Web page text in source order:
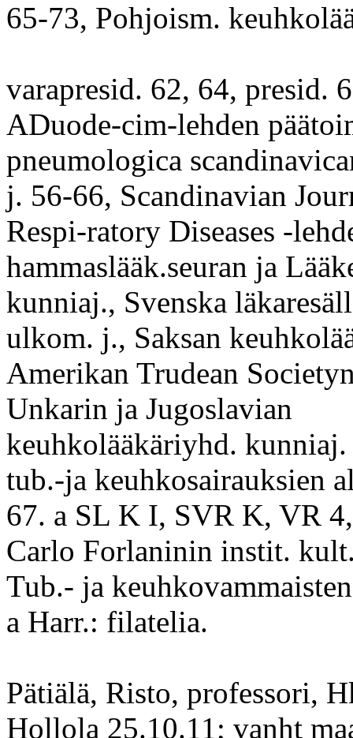
65-73, Pohjoism.
varapresid. 62, 64, presid.
ADuode-cim-lehden
pneumologica
j. 56-66, Scandinavian
Respi-ratory Diseases -
hammaslääk.seuran ja
kunniaj., Svenska
ulkom. j., Saksan
Amerikan Trudean
Unkarin ja Jugoslavian
keuhkolääkäriyhd.
tub.-ja keuhkosairauksien
67. a SL K I, SVR K, VR
Carlo Forlaninin instit.
Tub.- ja
a Harr.: filatelia.
Pätiälä, Risto, professori,
Hollola 25.10.11; vanht